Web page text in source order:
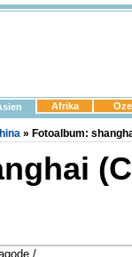
Afrika
» Fotoalbum: